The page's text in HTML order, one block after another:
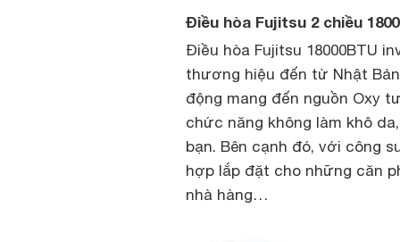
Điều hòa Fujitsu 2 chiều
Điều hòa Fujitsu 18000BTU
thương hiệu đến từ Nhật
động mang đến nguồn Oxy
chức năng không làm khô
bạn. Bên cạnh đó, với công
hợp lắp đặt cho những căn
nhà hàng…